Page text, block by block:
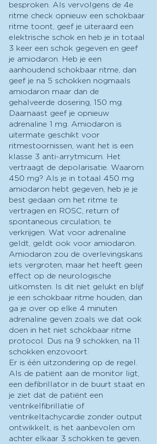
besproken. Als vervolgens de 4e
ritme check opnieuw een schokbaar
ritme toont, geef je uiteraard een
elektrische schok en heb je in totaal
3 keer een schok gegeven en geef
je amiodaron. Heb je een
aanhoudend schokbaar ritme, dan
geef je na 5 schokken nogmaals
amiodaron maar dan de
gehalveerde dosering, 150 mg.
Daarnaast geef je opnieuw
adrenaline 1 mg. Amiodaron is
uitermate geschikt voor
ritmestoornissen, want het is een
klasse 3 anti-arrytmicum. Het
vertraagt de depolarisatie. Waarom
450 mg? Als je in totaal 450 mg
amiodaron hebt gegeven, heb je je
best gedaan om het ritme te
vertragen en ROSC, return of
spontaneous circulation, te
verkrijgen. Wat voor adrenaline
geldt, geldt ook voor amiodaron.
Amiodaron zou de overlevingskans
iets vergroten, maar het heeft geen
effect op de neurologische
uitkomsten. Is dit niet gelukt en blijf
je een schokbaar ritme houden, dan
ga je over op elke 4 minuten
adrenaline geven zoals we dat ook
doen in het niet schokbaar ritme
protocol. Dus na 9 schokken, na 11
schokken enzovoort.
Er is één uitzondering op de regel.
Als de patiënt aan de monitor ligt,
een defibrillator in de buurt staat en
je ziet dat de patiënt een
ventrikelfibrillatie of
ventrikeltachycardie zonder output
ontwikkelt, is het aanbevolen om
achter elkaar 3 schokken te geven.